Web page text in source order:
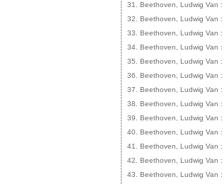
31. Beethoven, Ludwig Van :
32. Beethoven, Ludwig Van :
33. Beethoven, Ludwig Van :
34. Beethoven, Ludwig Van :
35. Beethoven, Ludwig Van :
36. Beethoven, Ludwig Van :
37. Beethoven, Ludwig Van :
38. Beethoven, Ludwig Van :
39. Beethoven, Ludwig Van :
40. Beethoven, Ludwig Van :
41. Beethoven, Ludwig Van :
42. Beethoven, Ludwig Van :
43. Beethoven, Ludwig Van :